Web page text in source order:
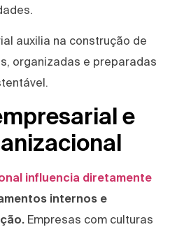
auxilia na construção de
organizadas e preparadas
e
influencia diretamente
internos e
Empresas com culturas